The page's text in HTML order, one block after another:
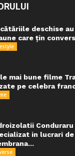
deschise
care țin
mai bune filme
pe celebra
in lucrari